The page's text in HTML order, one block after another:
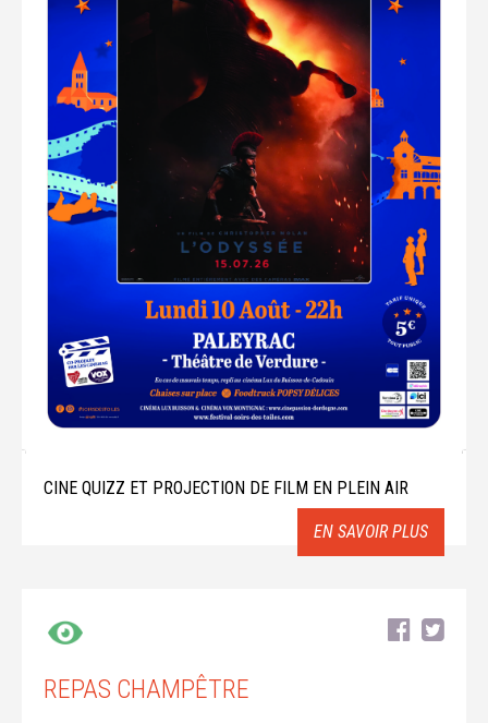
CINE QUIZZ ET PROJECTION DE FILM EN PLEIN AIR
EN SAVOIR PLUS
REPAS CHAMPÊTRE